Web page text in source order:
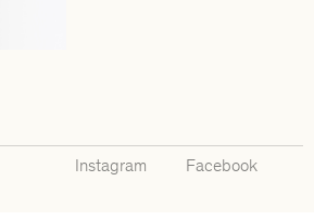
Instagram Facebook